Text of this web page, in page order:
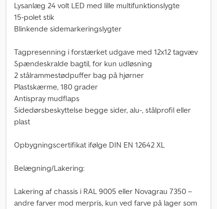
Lysanlæg 24 volt LED med lille multifunktionslygte
15-polet stik
Blinkende sidemarkeringslygter
Tagpresenning i forstærket udgave med 12x12 tagvæv
Spændeskralde bagtil, for kun udløsning
2 stålrammestødpuffer bag på hjørner
Plastskærme, 180 grader
Antispray mudflaps
Sidedørsbeskyttelse begge sider, alu-, stålprofil eller
plast
Opbygningscertifikat ifølge DIN EN 12642 XL
Belægning/Lakering:
Lakering af chassis i RAL 9005 eller Novagrau 7350 –
andre farver mod merpris, kun ved farve på lager som